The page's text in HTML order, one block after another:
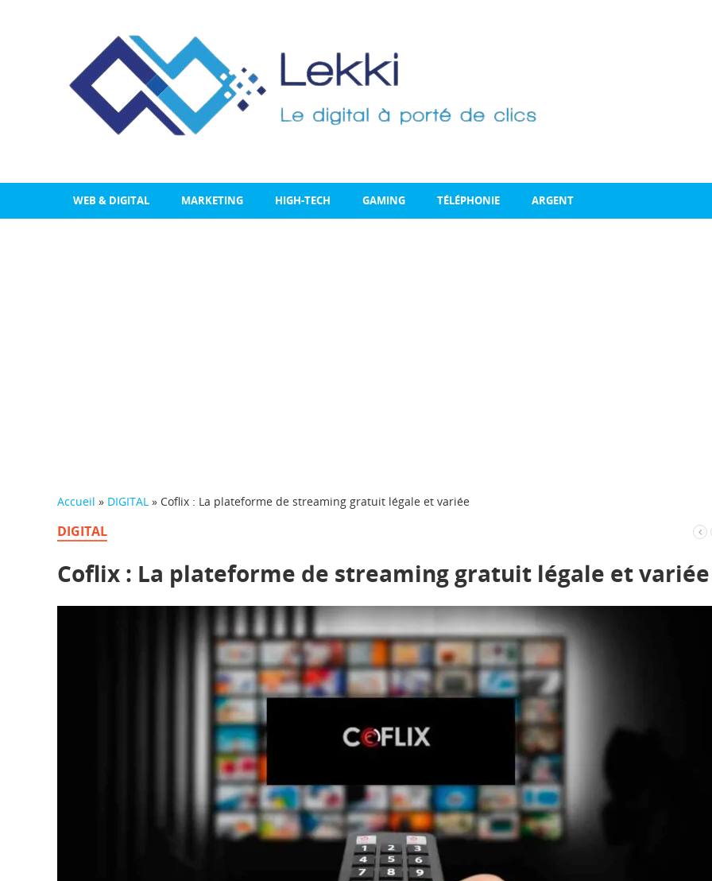
WEB & DIGITAL MARKETING HIGH-TECH GAMING TÉLÉPHONIE ARGENT
Accueil » DIGITAL » Coflix : La plateforme de streaming gratuit légale et variée
DIGITAL
Coflix : La plateforme de streaming gratuit légale et variée